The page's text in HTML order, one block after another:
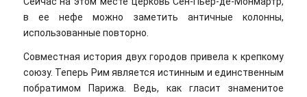
в ее нефе можно заметить античные колонны,
использованные повторно.
Совместная история двух городов привела к крепкому
союзу. Теперь Рим является истинным и единственным
побратимом Парижа. Ведь, как гласит знаменитое